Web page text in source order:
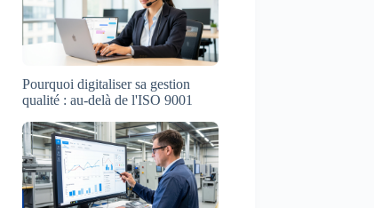
Pourquoi digitaliser sa gestion
qualité : au-delà de l'ISO 9001